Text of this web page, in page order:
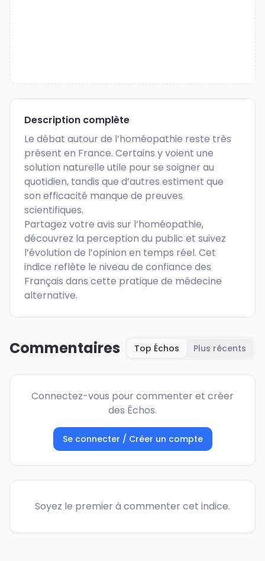
Description complète
Le débat autour de l’homéopathie reste très
présent en France. Certains y voient une
solution naturelle utile pour se soigner au
quotidien, tandis que d’autres estiment que
son efficacité manque de preuves
scientifiques.
Partagez votre avis sur l’homéopathie,
découvrez la perception du public et suivez
l’évolution de l’opinion en temps réel. Cet
indice reflète le niveau de confiance des
Français dans cette pratique de médecine
alternative.
Commentaires Top Échos Plus récents
Connectez-vous pour commenter et créer
des Échos.
Se connecter / Créer un compte
Soyez le premier à commenter cet indice.